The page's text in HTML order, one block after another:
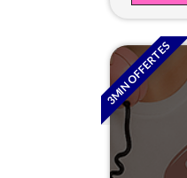
3MIN OFFERTES